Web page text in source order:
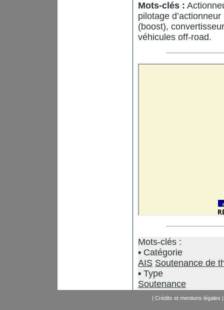
Mots-clés :
pilotage
(boost),
véhicules off-road.
Mots-clés :
Catégorie
AIS Soutenance de
Type
Soutenance
| Crédits et mentions légales